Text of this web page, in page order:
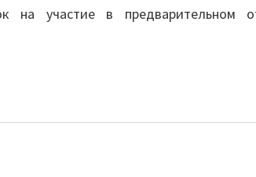
на участие в предварительном